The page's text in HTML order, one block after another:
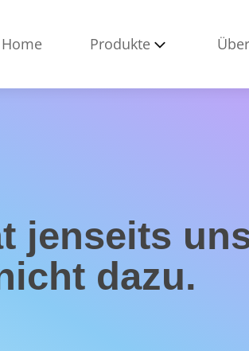
Home Produkte
jenseits
dazu.